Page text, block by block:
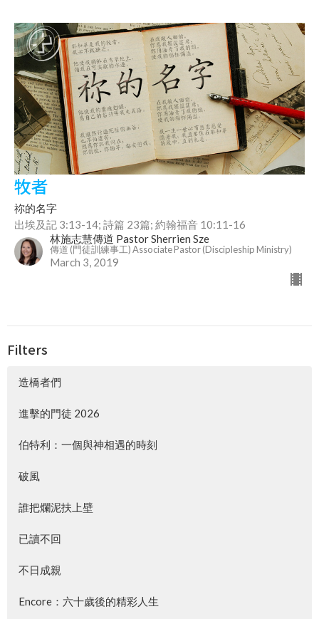
牧者
祢的名字
出埃及記 3:13-14; 詩篇 23篇; 約翰福音 10:11-16
林施志慧傳道 Pastor Sherrien Sze
傳道 (門徒訓練事工) Associate Pastor (Discipleship Ministry)
March 3, 2019
Filters
造橋者們
進擊的門徒 2026
伯特利：一個與神相遇的時刻
破風
誰把爛泥扶上壁
已讀不回
不日成親
Encore：六十歲後的精彩人生